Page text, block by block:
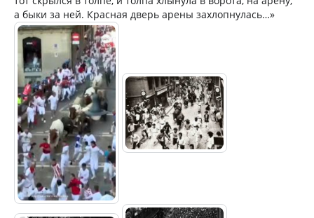
а быки за ней. Красная дверь арены захлопнулась…»